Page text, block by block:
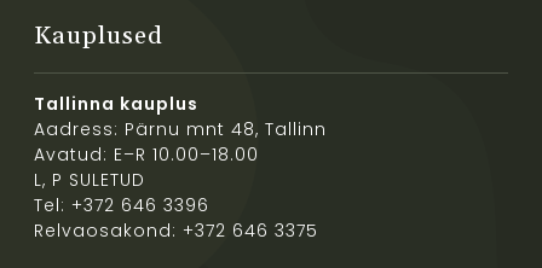
Kauplused
Tallinna kauplus
Aadress: Pärnu mnt 48, Tallinn
Avatud: E–R 10.00–18.00
L, P SULETUD
Tel: +372 646 3396
Relvaosakond: +372 646 3375